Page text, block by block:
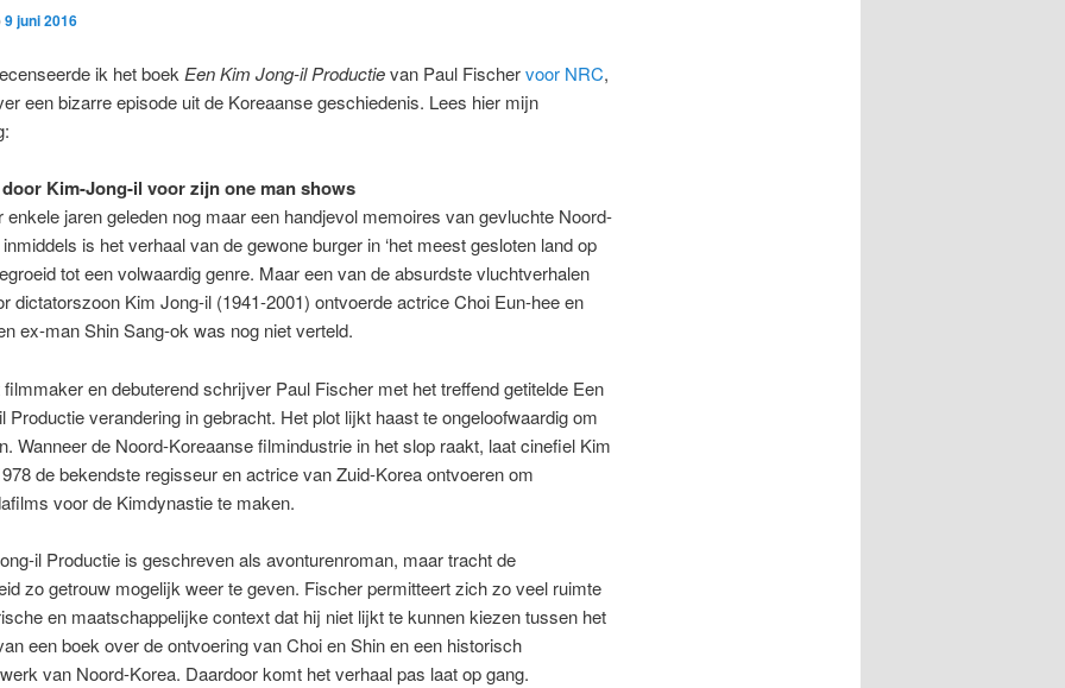
9 juni 2016
ik het boek Een Kim Jong-il Productievan Paul Fischervoor NRC,
een bizarre episode uit de Koreaanse geschiedenis. Lees hier mijn
Kim-Jong-il voor zijn one man shows
enkele jaren geleden nog maar een handjevol memoires van gevluchte Noord-
is het verhaal van de gewone burger in ‘het meest gesloten land op
tot een volwaardig genre. Maar een van de absurdste vluchtverhalen
dictatorszoon Kim Jong-il (1941-2001) ontvoerde actrice Choi Eun-hee en
ex-man Shin Sang-ok was nog niet verteld.
filmmaker en debuterend schrijver Paul Fischer met het treffend getitelde Een
Productie verandering in gebracht. Het plot lijkt haast te ongeloofwaardig om
Wanneer de Noord-Koreaanse filmindustrie in het slop raakt, laat cinefiel Kim
de bekendste regisseur en actrice van Zuid-Korea ontvoeren om
voor de Kimdynastie te maken.
il Productie is geschreven als avonturenroman, maar tracht de
zo getrouw mogelijk weer te geven. Fischer permitteert zich zo veel ruimte
en maatschappelijke context dat hij niet lijkt te kunnen kiezen tussen het
een boek over de ontvoering van Choi en Shin en een historisch
van Noord-Korea. Daardoor komt het verhaal pas laat op gang.